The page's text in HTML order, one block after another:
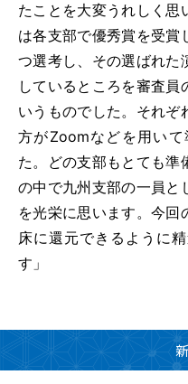
アクセス
たことを大変うれしく思
は各支部で優秀賞を受賞
つ選考し、その選ばれた
しているところを審査員
いうものでした。それぞ
方がZoomなどを用い
た。どの支部もとても準
の中で九州支部の一員と
を光栄に思います。今
床に還元できるように
す」